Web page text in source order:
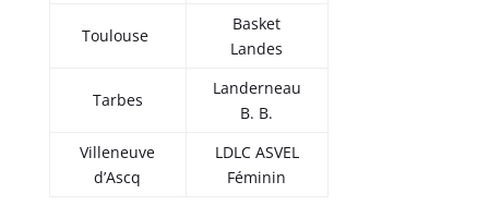
Toulouse
Basket
Landes
Tarbes
Landerneau
B. B.
Villeneuve
d’Ascq
LDLC ASVEL
Féminin